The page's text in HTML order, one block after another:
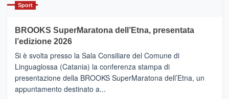
con
la
Al
via
i
collegamenti
Sport
BROOKS SuperMaratona dell’Etna, presentata
l’edizione 2026
Si è svolta presso la Sala Consiliare del Comune di
Linguaglossa (Catania) la conferenza stampa di
presentazione della BROOKS SuperMaratona dell’Etna, un
appuntamento destinato a...